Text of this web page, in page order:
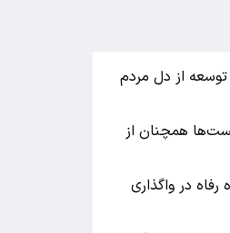
توسعه از دل مردم
همچنان از
در واگذاری